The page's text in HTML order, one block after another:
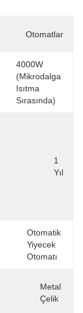
Otomatlar
4000W
(mikrodalga
Isıtma
Sırasında)
1
Yıl
Otomatik
Yiyecek
Otomatı
Metal
Çelik